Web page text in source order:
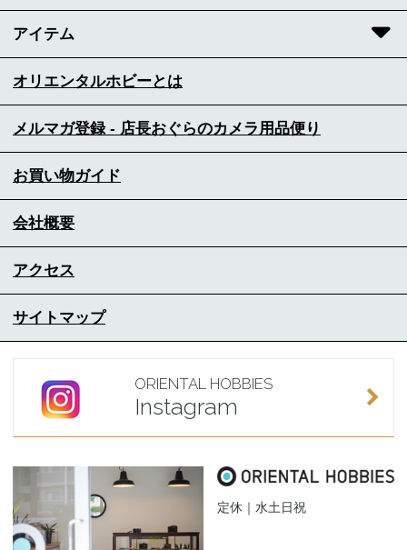
アイテム
オリエンタルホビーとは
メルマガ登録 - 店長おぐらのカメラ用品便り
お買い物ガイド
会社概要
アクセス
サイトマップ
ORIENTAL HOBBIES
Instagram
定休｜水土日祝